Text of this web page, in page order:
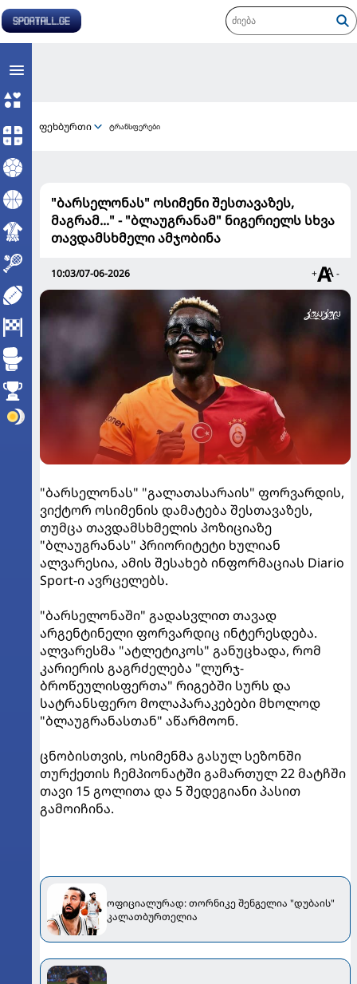
ფეხბურთი ტრანსფერები
"ბარსელონას" ოსიმენი შესთავაზეს,
მაგრამ..." - "ბლაუგრანამ" ნიგერიელს სხვა
თავდამსხმელი ამჯობინა
10:03/07-06-2026 + -
"ბარსელონას" "გალათასარაის" ფორვარდის,
ვიქტორ ოსიმენის დამატება შესთავაზეს,
თუმცა თავდამსხმელის პოზიციაზე
"ბლაუგრანას" პრიორიტეტი ხულიან
ალვარესია, ამის შესახებ ინფორმაციას Diario
Sport-ი ავრცელებს.
"ბარსელონაში" გადასვლით თავად
არგენტინელი ფორვარდიც ინტერესდება.
ალვარესმა "ატლეტიკოს" განუცხადა, რომ
კარიერის გაგრძელება "ლურჯ-
ბროწეულისფერთა" რიგებში სურს და
სატრანსფერო მოლაპარაკებები მხოლოდ
"ბლაუგრანასთან" აწარმოონ.
ცნობისთვის, ოსიმენმა გასულ სეზონში
თურქეთის ჩემპიონატში გამართულ 22 მატჩში
თავი 15 გოლითა და 5 შედეგიანი პასით
გამოიჩინა.
ოფიციალურად: თორნიკე შენგელია "დუბაის"
კალათბურთელია